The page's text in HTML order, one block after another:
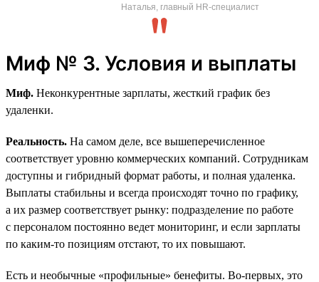
Наталья, главный HR-специалист
Миф № 3. Условия и выплаты
Миф. Неконкурентные зарплаты, жесткий график без
удаленки.
Реальность. На самом деле, все вышеперечисленное
соответствует уровню коммерческих компаний. Сотрудникам
доступны и гибридный формат работы, и полная удаленка.
Выплаты стабильны и всегда происходят точно по графику,
а их размер соответствует рынку: подразделение по работе
с персоналом постоянно ведет мониторинг, и если зарплаты
по каким-то позициям отстают, то их повышают.
Есть и необычные «профильные» бенефиты. Во-первых, это